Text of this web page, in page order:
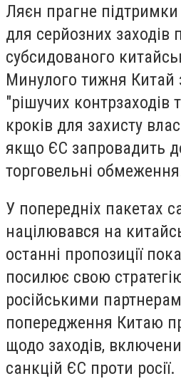
Ляєн прагне підтримки
для серйозних заходів
субсидованого
Минулого тижня
"рішучих контрзаходів
кроків для захисту
якщо ЄС запровадить
торговельні
У попередніх пакетах
націлювався на
останні пропозиції
посилює свою
російськими
попередження Китаю
щодо заходів,
санкцій ЄС проти росії.